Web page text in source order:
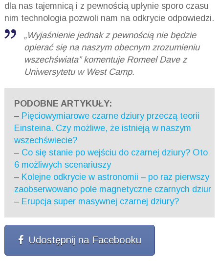
dla nas tajemnicą i z pewnością upłynie sporo czasu
nim technologia pozwoli nam na odkrycie odpowiedzi.
„Wyjaśnienie jednak z pewnością nie będzie
opierać się na naszym obecnym zrozumieniu
wszechświata” komentuje Romeel Dave z
Uniwersytetu w West Camp.
PODOBNE ARTYKUŁY:
– Pięciowymiarowe czarne dziury przeczą teorii
Einsteina. Czy możliwe, że istnieją w naszym
wszechświecie?
– Co się stanie po wejściu do czarnej dziury? Oto
6 możliwych scenariuszy
– Kolejne odkrycie w astronomii – po raz pierwszy
zaobserwowano pole magnetyczne czarnych dziur
– Erupcja super masywnej czarnej dziury?
Udostępnij na Facebooku